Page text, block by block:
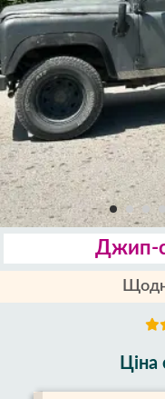
Джип-
Ціна